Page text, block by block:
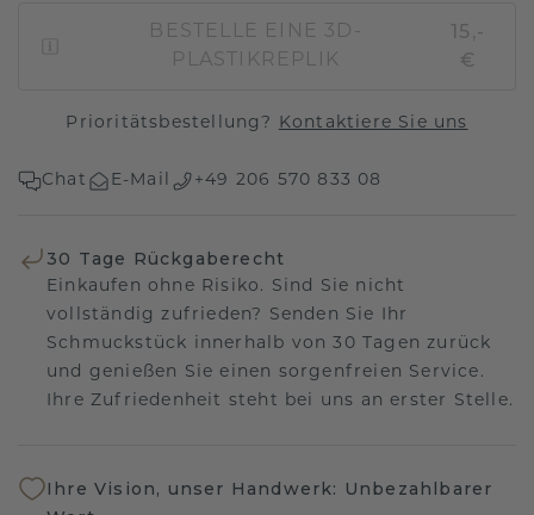
BESTELLE EINE 3D-
PLASTIKREPLIK
15,-
€
Prioritätsbestellung? Kontaktiere Sie uns
Chat E-Mail +49 206 570 833 08
30 Tage Rückgaberecht
Einkaufen ohne Risiko. Sind Sie nicht
vollständig zufrieden? Senden Sie Ihr
Schmuckstück innerhalb von 30 Tagen zurück
und genießen Sie einen sorgenfreien Service.
Ihre Zufriedenheit steht bei uns an erster Stelle.
Ihre Vision, unser Handwerk: Unbezahlbarer